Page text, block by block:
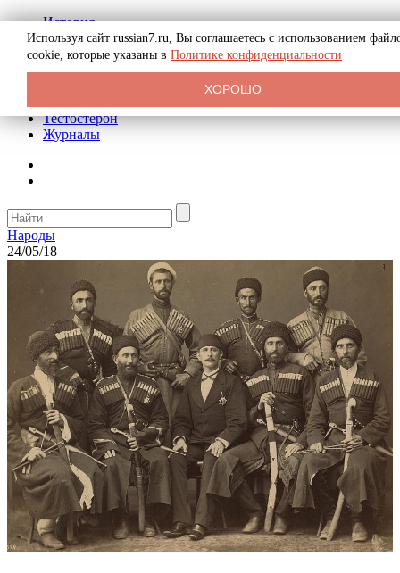
История
Биография
Криминал
Реклама на сайте
Тестостерон
Журналы
Народы
24/05/18
Используя сайт russian7.ru, Вы соглашаетесь с использованием
cookie, которые указаны в Политике конфиденциальности
ХОРОШО